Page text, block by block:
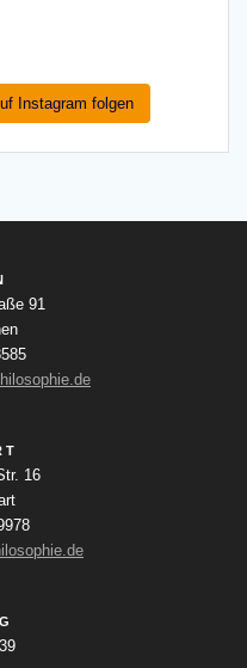
Instagram folgen
91
16